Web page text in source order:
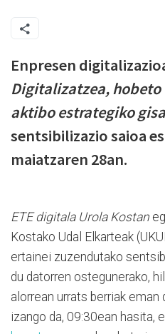
Enpresen
Digitalizatzea,
aktibo estrategiko
sentsibilizazio saioa
maiatzaren 28an.
ETE digitala Urola Kostan
Kostako Udal Elkarteak
ertainei zuzendutako
du datorren ostegunerako,
alorrean urrats berriak
izango da, 09:30ean hasita,